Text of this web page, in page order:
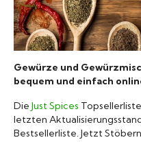
Gewürzregal
Mörser
Gewürze und
bequem und einfach
Die Just Spices
letzten
Bestsellerliste. Jetzt